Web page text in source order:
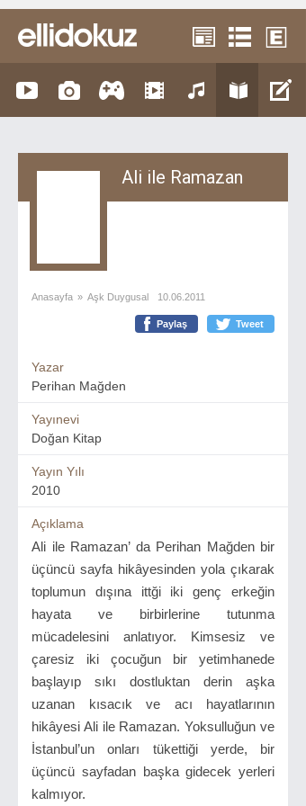
Ali ile Ramazan
Anasayfa » Aşk Duygusal 10.06.2011
Paylaş Tweet
Yazar
Perihan Mağden
Yayınevi
Doğan Kitap
Yayın Yılı
2010
Açıklama
Ali ile Ramazan’ da Perihan Mağden bir
üçüncü sayfa hikâyesinden yola çıkarak
toplumun dışına ittği iki genç erkeğin
hayata ve birbirlerine tutunma
mücadelesini anlatıyor. Kimsesiz ve
çaresiz iki çocuğun bir yetimhanede
başlayıp sıkı dostluktan derin aşka
uzanan kısacık ve acı hayatlarının
hikâyesi Ali ile Ramazan. Yoksulluğun ve
İstanbul’un onları tükettiği yerde, bir
üçüncü sayfadan başka gidecek yerleri
kalmıyor.